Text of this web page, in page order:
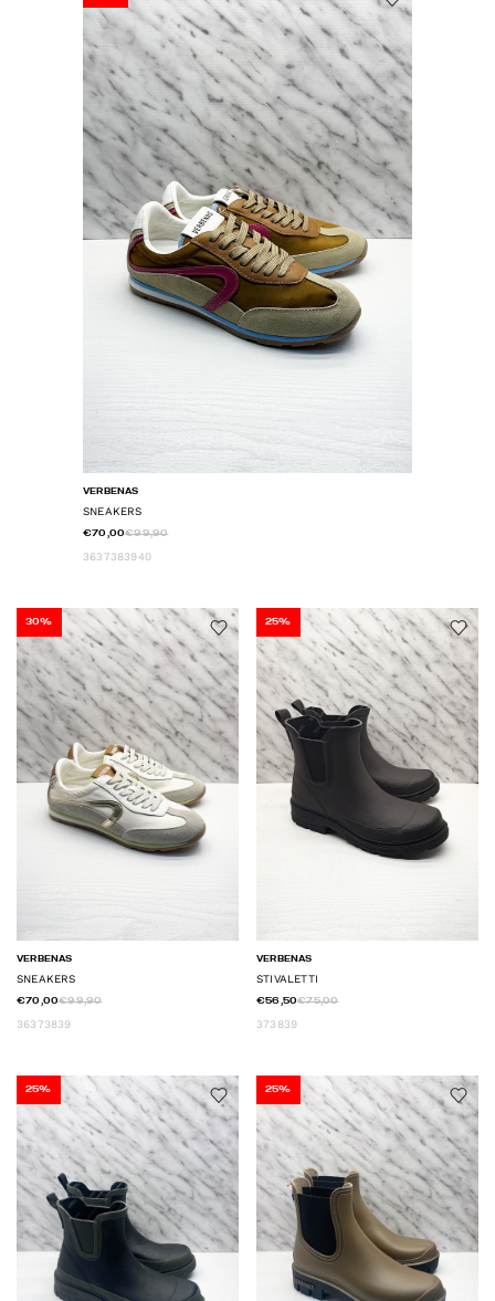
VERBENAS
SNEAKERS
€70,00€99,90
3637383940
30%
VERBENAS
SNEAKERS
€70,00€99,90
36373839
25%
VERBENAS
STIVALETTI
€56,50€75,00
373839
25% 25%